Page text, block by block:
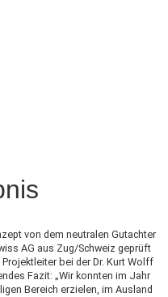
von dem neutralen Gutachter
AG aus Zug/Schweiz geprüft
bei der Dr. Kurt Wolff
Fazit: „Wir konnten im Jahr
Bereich erzielen, im Ausland